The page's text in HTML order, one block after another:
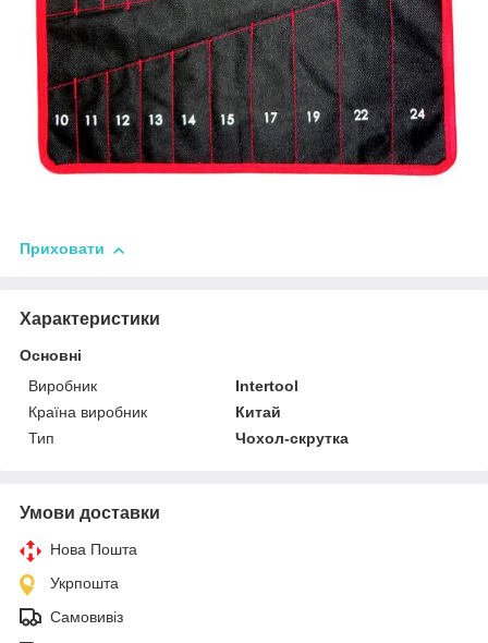
Приховати
Характеристики
Основні
Виробник
Intertool
Країна виробник
Китай
Тип
Чохол-скрутка
Умови доставки
Нова Пошта
Укрпошта
Самовивіз